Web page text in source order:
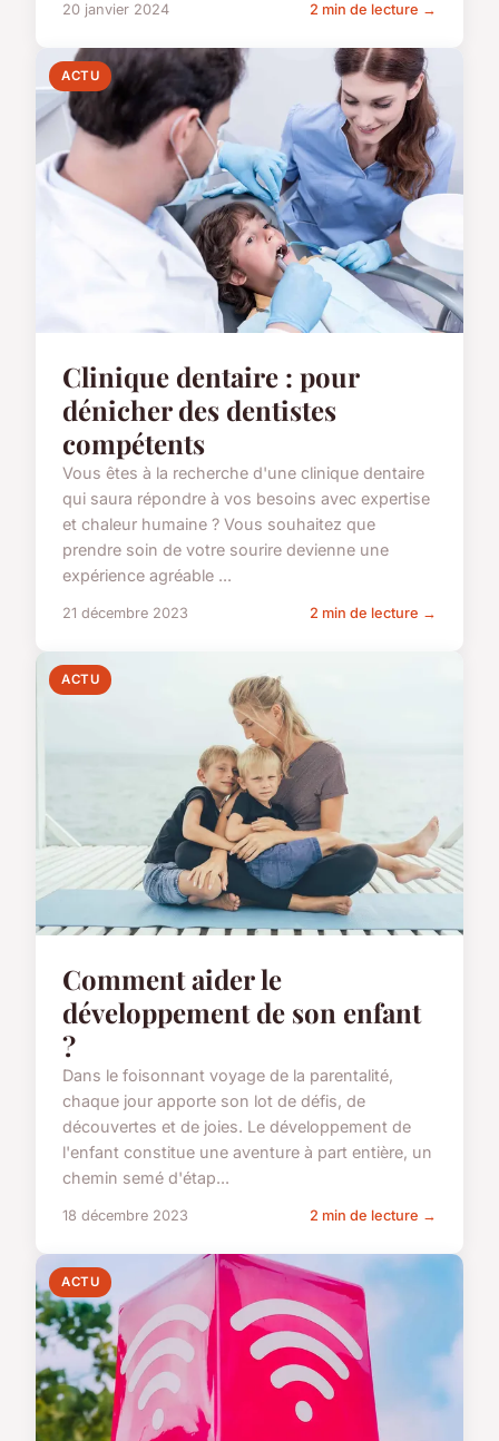
20 janvier 2024 2 min de lecture →
ACTU
Clinique dentaire : pour
dénicher des dentistes
compétents
Vous êtes à la recherche d'une clinique dentaire
qui saura répondre à vos besoins avec expertise
et chaleur humaine ? Vous souhaitez que
prendre soin de votre sourire devienne une
expérience agréable ...
21 décembre 2023 2 min de lecture →
ACTU
Comment aider le
développement de son enfant
?
Dans le foisonnant voyage de la parentalité,
chaque jour apporte son lot de défis, de
découvertes et de joies. Le développement de
l'enfant constitue une aventure à part entière, un
chemin semé d'étap...
18 décembre 2023 2 min de lecture →
ACTU